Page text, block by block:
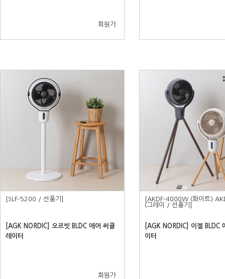
회원가
[SLF-5200 / 선풍기]
[AGK NORDIC] 오르빗 BLDC 에어 써큘
레이터
회원가
[AKDF-4000W (화이트)
(그레이 / 선풍기]
[AGK NORDIC] 이젤 BLDC
이터